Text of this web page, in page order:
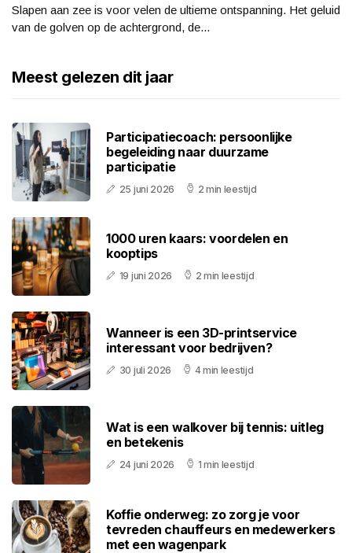
Slapen aan zee is voor velen de ultieme ontspanning. Het geluid
van de golven op de achtergrond, de...
Meest gelezen dit jaar
Participatiecoach: persoonlijke
begeleiding naar duurzame
participatie
25 juni 2026 2 min leestijd
1000 uren kaars: voordelen en
kooptips
19 juni 2026 2 min leestijd
Wanneer is een 3D-printservice
interessant voor bedrijven?
30 juli 2026 4 min leestijd
Wat is een walkover bij tennis: uitleg
en betekenis
24 juni 2026 1 min leestijd
Koffie onderweg: zo zorg je voor
tevreden chauffeurs en medewerkers
met een wagenpark